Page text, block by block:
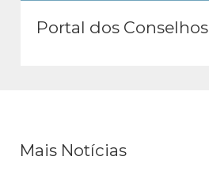
Portal dos Conselhos
Mais Notícias